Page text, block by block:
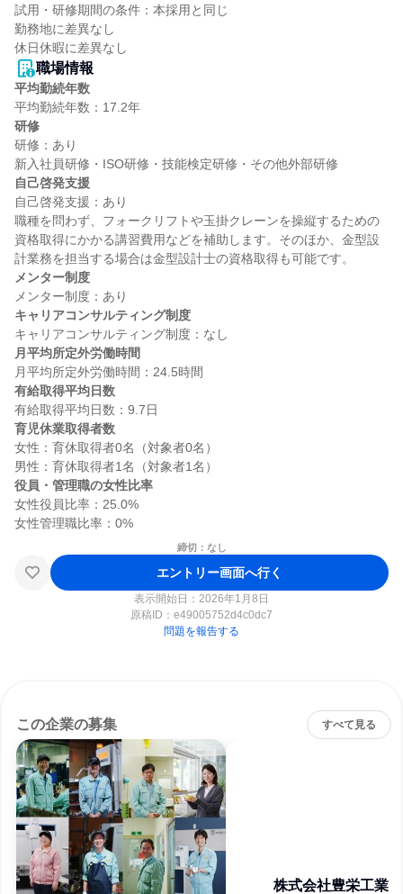
試用・研修期間の条件：本採用と同じ
勤務地に差異なし
職場情報
平均勤続年数
研修
研修：あり
自己啓発支援
自己啓発支援：あり
職種を問わず、フォークリフトや玉掛クレーンを操縦するための
資格取得にかかる講習費用などを補助します。そのほか、金型設
メンター制度
キャリアコンサルティング制度
月平均所定外労働時間
有給取得平均日数
育児休業取得者数
女性：育休取得者0名（対象者0名）
役員・管理職の女性比率
女性役員比率：25.0%
締切：なし
エントリー画面へ行く
表示開始日：2026年1月8日
原稿ID： e49005752d4c0dc7
問題を報告する
この企業の募集 すべて見る
株式会社豊栄工業